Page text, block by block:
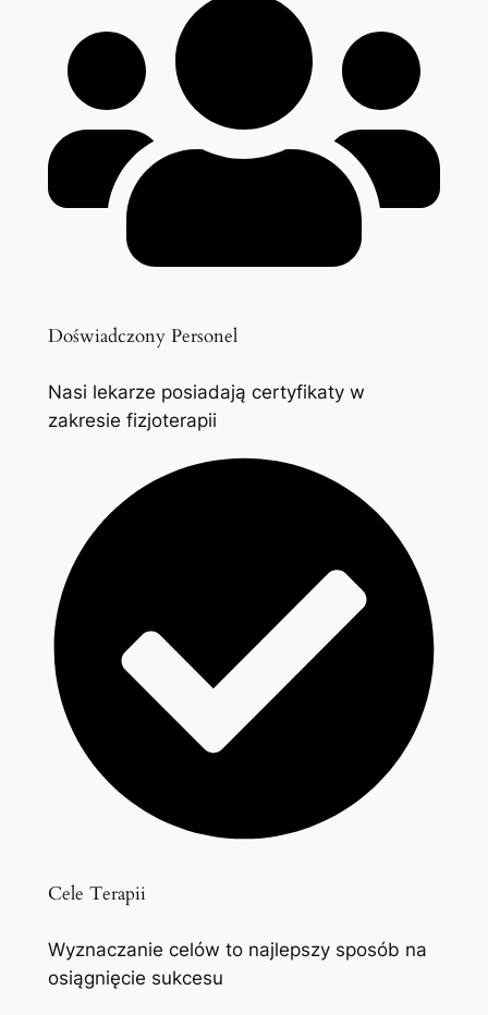
Doświadczony Personel
Nasi lekarze posiadają certyfikaty w
zakresie fizjoterapii
Cele Terapii
Wyznaczanie celów to najlepszy sposób na
osiągnięcie sukcesu